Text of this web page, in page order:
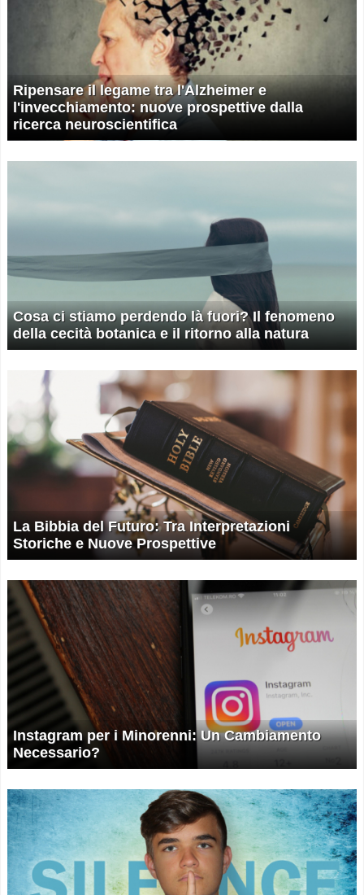
Ripensare il legame tra l'Alzheimer e
l'invecchiamento: nuove prospettive dalla
ricerca neuroscientifica
Cosa ci stiamo perdendo là fuori? Il fenomeno
della cecità botanica e il ritorno alla natura
La Bibbia del Futuro: Tra Interpretazioni
Storiche e Nuove Prospettive
Instagram per i Minorenni: Un Cambiamento
Necessario?